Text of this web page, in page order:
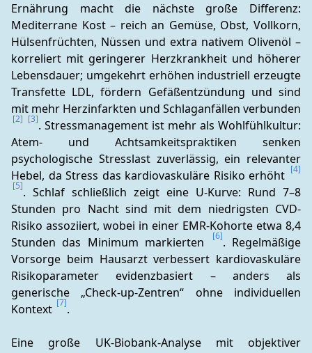
Ernährung macht die nächste große Differenz:
Mediterrane Kost – reich an Gemüse, Obst, Vollkorn,
Hülsenfrüchten, Nüssen und extra nativem Olivenöl –
korreliert mit geringerer Herzkrankheit und höherer
Lebensdauer; umgekehrt erhöhen industriell erzeugte
Transfette LDL, fördern Gefäßentzündung und sind
[2] [3]. Stressmanagement ist mehr als Wohlfühlkultur:
Atem- und Achtsamkeitspraktiken senken
psychologische Stresslast zuverlässig, ein relevanter
Hebel, da Stress das kardiovaskuläre Risiko erhöht [4]
[5]. Schlaf schließlich zeigt eine U-Kurve: Rund 7–8
Stunden pro Nacht sind mit dem niedrigsten CVD-
Risiko assoziiert, wobei in einer EMR-Kohorte etwa 8,4
Stunden das Minimum markierten
[6]. Regelmäßige
Vorsorge beim Hausarzt verbessert kardiovaskuläre
Risikoparameter evidenzbasiert – anders als
generische „Check-up-Zentren“ ohne individuellen
Kontext [7].
Eine große UK-Biobank-Analyse mit objektiver